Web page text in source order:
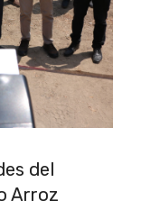
del
Arroz